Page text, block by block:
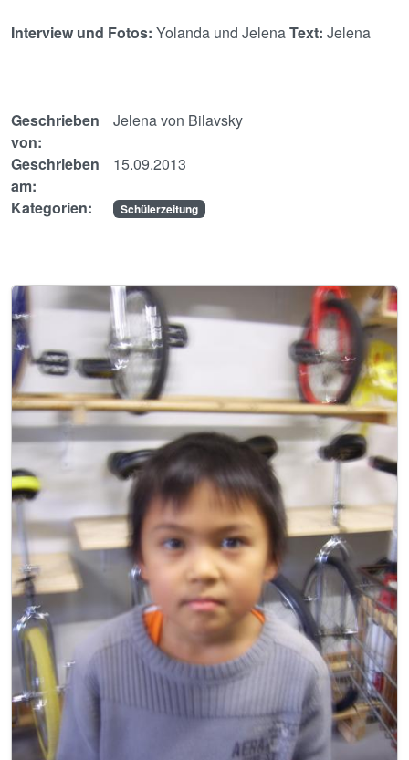
Interview und Fotos: Yolanda und JelenaText: Jelena
Geschrieben
von:
Jelena von Bilavsky
Geschrieben
am:
15.09.2013
Kategorien: Schülerzeitung
Image